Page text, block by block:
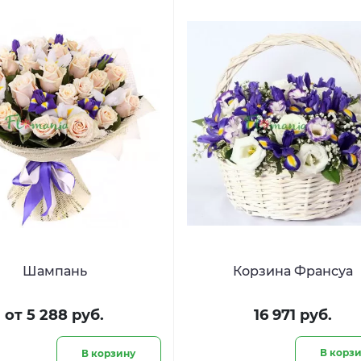
Шампань
от 5 288 руб.
В корзину
Корзина Франсуа
16 971 руб.
В